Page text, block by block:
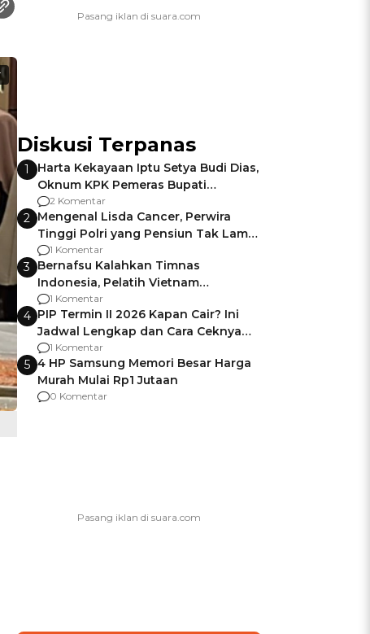
Diskusi Terpanas
1
Harta Kekayaan Iptu Setya Budi Dias,
Oknum KPK Pemeras Bupati
Pemalang
2 Komentar
2 Mengenal Lisda Cancer, Perwira
Tinggi Polri yang Pensiun Tak Lama
Usai Jadi Brigjen
1 Komentar
3 Bernafsu Kalahkan Timnas
Indonesia, Pelatih Vietnam
Berencana Pakai Jimat di Pakansari
1 Komentar
4 PIP Termin II 2026 Kapan Cair? Ini
Jadwal Lengkap dan Cara Ceknya
agar Dana Tidak Hangus!
1 Komentar
5 4 HP Samsung Memori Besar Harga
Murah Mulai Rp1 Jutaan
0 Komentar